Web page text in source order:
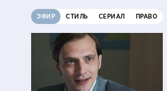
ЭФИР СТИЛЬ СЕРИАЛ ПРАВО
16:00
Сегодня